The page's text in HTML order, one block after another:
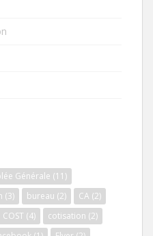
Générale (11)
(3) bureau (2) CA (2)
COST (4) cotisation (2)